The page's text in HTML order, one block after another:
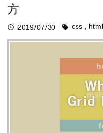
方
query_builder 2019/07/30 sell css html